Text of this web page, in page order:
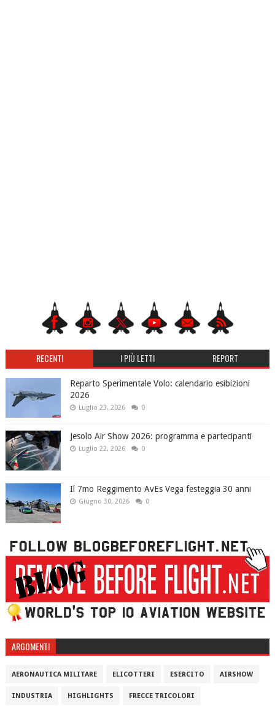
RECENTI I PIÙ LETTI REPORT
Reparto Sperimentale Volo: calendario esibizioni
2026
Luglio 23, 2026 0
Jesolo Air Show 2026: programma e partecipanti
Luglio 22, 2026 0
Il 7mo Reggimento AvEs Vega festeggia 30 anni
Giugno 30, 2026 0
ARGOMENTI
AERONAUTICA MILITARE ELICOTTERI ESERCITO AIRSHOW
INDUSTRIA HIGHLIGHTS FRECCE TRICOLORI